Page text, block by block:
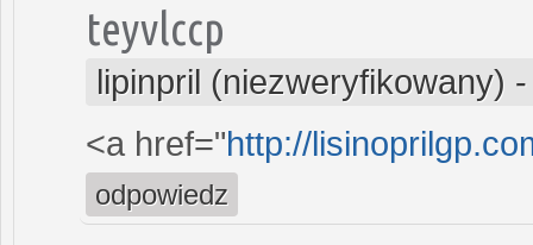
teyvlccp
lipinpril (niezweryfikowany)
<a href="http://
odpowiedz